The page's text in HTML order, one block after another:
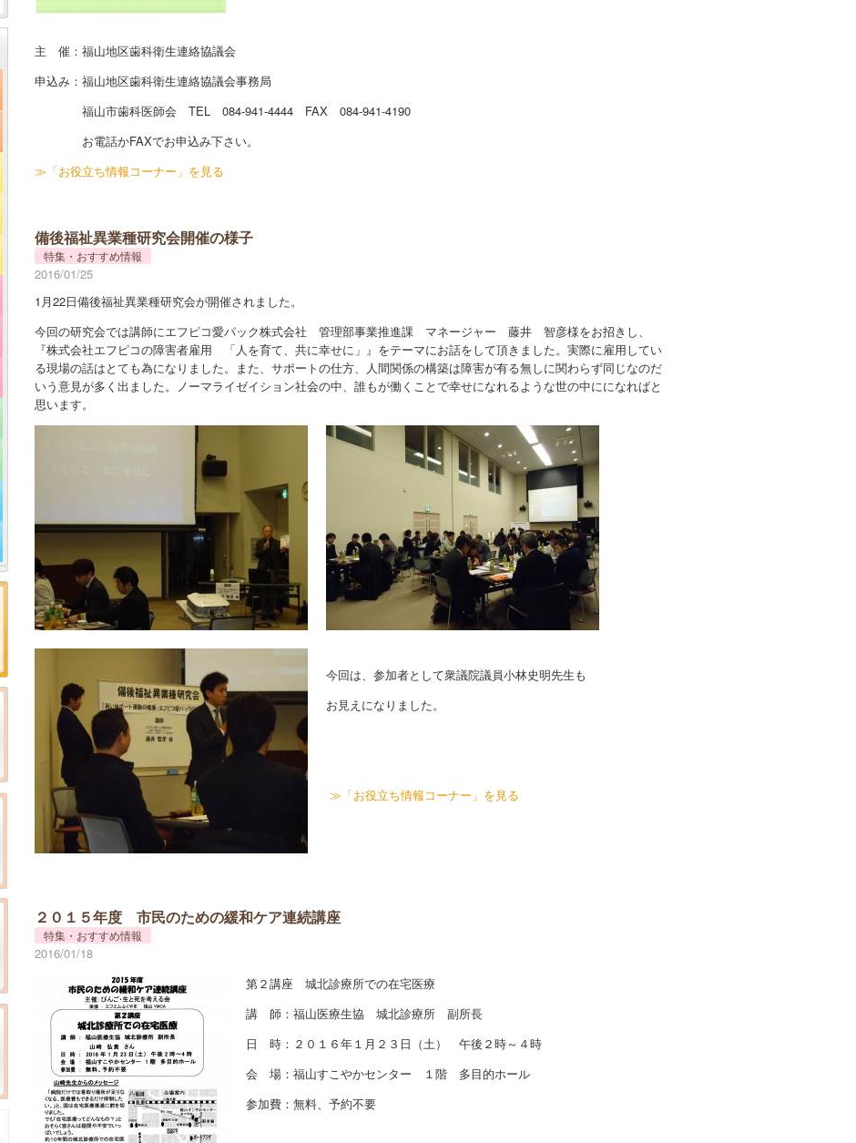
主 催：福山地区歯科衛生連絡協議会
申込み：福山地区歯科衛生連絡協議会事務局
福山市歯科医師会 TEL 084-941-4444 FAX 084-941-4190
お電話かFAXでお申込み下さい。
≫「お役立ち情報コーナー」を見る
備後福祉異業種研究会開催の様子
特集・おすすめ情報
2016/01/25
1月22日備後福祉異業種研究会が開催されました。
今回の研究会では講師にエフピコ愛パック株式会社 管理部事業推進課 マネージャー 藤井 智彦様をお招きし、
『株式会社エフピコの障害者雇用 「人を育て、共に幸せに」』をテーマにお話をして頂きました。実際に雇用してい
る現場の話はとても為になりました。また、サポートの仕方、人間関係の構築は障害が有る無しに関わらず同じなのだ
いう意見が多く出ました。ノーマライゼイション社会の中、誰もが働くことで幸せになれるような世の中にになればと
思います。
今回は、参加者として衆議院議員小林史明先生も
お見えになりました。
≫「お役立ち情報コーナー」を見る
２０１５年度 市民のための緩和ケア連続講座
特集・おすすめ情報
2016/01/18
第２講座 城北診療所での在宅医療
講 師：福山医療生協 城北診療所 副所長
日 時：２０１６年１月２３日（土） 午後２時～４時
会 場：福山すこやかセンター １階 多目的ホール
参加費：無料、予約不要